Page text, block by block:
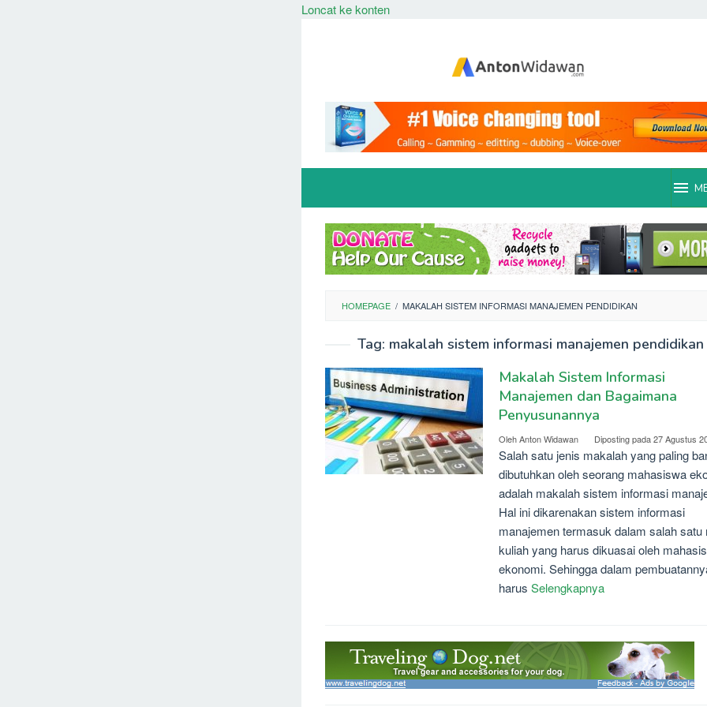
Loncat ke konten
HOMEPAGE / MAKALAH SISTEM INFORMASI MANAJEMEN PENDIDIKAN
Tag: makalah sistem informasi manajemen pendidikan
Makalah Sistem Informasi
Manajemen dan Bagaimana
Penyusunannya
OlehAnton Widawan Diposting pada27 Agustus
Salah satu jenis makalah yang paling
dibutuhkan oleh seorang mahasiswa
adalah makalah sistem informasi
Hal ini dikarenakan sistem informasi
manajemen termasuk dalam salah satu
kuliah yang harus dikuasai oleh
ekonomi. Sehingga dalam
harus Selengkapnya